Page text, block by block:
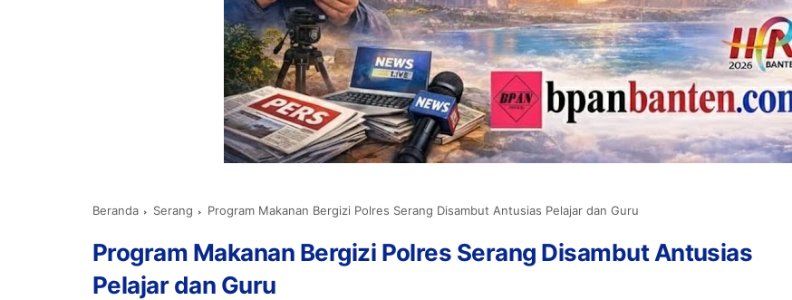
Beranda Serang Program Makanan Bergizi Polres Serang Disambut Antusias Pelajar dan Guru
Program Makanan Bergizi Polres Serang Disambut Antusias
Pelajar dan Guru